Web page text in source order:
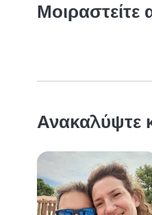
Μοιραστείτε
Ανακαλύψτε